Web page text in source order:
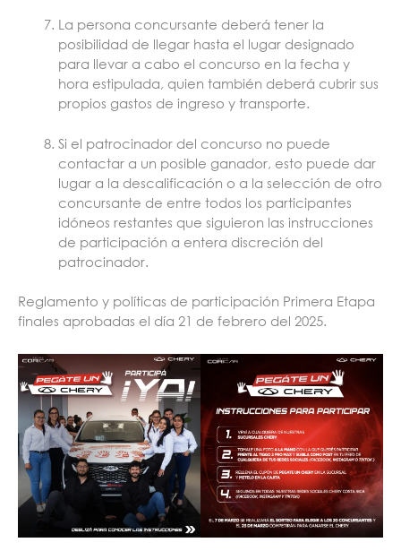
La persona concursante deberá tener la
posibilidad de llegar hasta el lugar designado
para llevar a cabo el concurso en la fecha y
hora estipulada, quien también deberá cubrir sus
propios gastos de ingreso y transporte.
Si el patrocinador del concurso no puede
contactar a un posible ganador, esto puede dar
lugar a la descalificación o a la selección de otro
concursante de entre todos los participantes
idóneos restantes que siguieron las instrucciones
de participación a entera discreción del
patrocinador.
Reglamento y políticas de participación Primera Etapa
finales aprobadas el día 21 de febrero del 2025.